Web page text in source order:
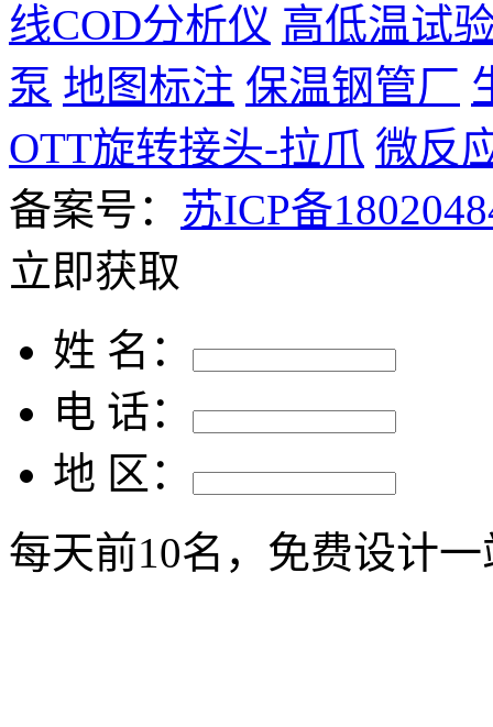
线COD分析仪 高低温试
泵 地图标注 保温钢管厂
OTT旋转接头-拉爪 微反
备案号： 苏ICP备
立即获取
姓 名：
电 话：
地 区：
每天前10名 ，免费设计